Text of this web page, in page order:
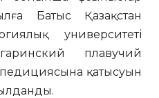
Батыс Қазақстан
университеті
плавучий
қатысуын